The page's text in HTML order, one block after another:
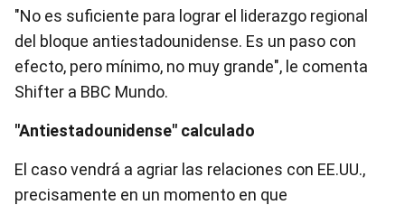
"No es suficiente para lograr el liderazgo regional
del bloque antiestadounidense. Es un paso con
efecto, pero mínimo, no muy grande", le comenta
Shifter a BBC Mundo.
"Antiestadounidense" calculado
El caso vendrá a agriar las relaciones con EE.UU.,
precisamente en un momento en que